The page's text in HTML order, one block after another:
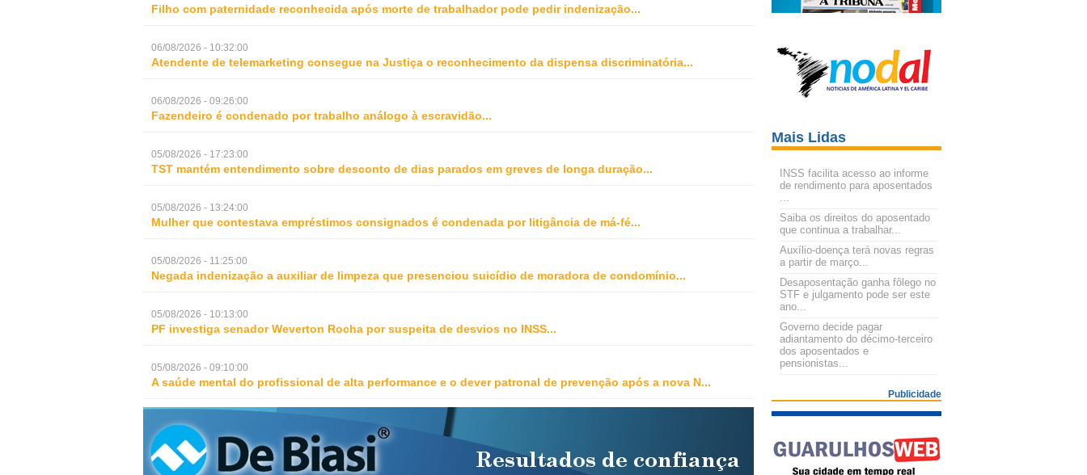
Filho com paternidade reconhecida após morte de trabalhador pode pedir indenização...
06/08/2026 - 10:32:00
Atendente de telemarketing consegue na Justiça o reconhecimento da dispensa discriminatória...
06/08/2026 - 09:26:00
Fazendeiro é condenado por trabalho análogo à escravidão...
05/08/2026 - 17:23:00
TST mantém entendimento sobre desconto de dias parados em greves de longa duração...
05/08/2026 - 13:24:00
Mulher que contestava empréstimos consignados é condenada por litigância de má-fé...
05/08/2026 - 11:25:00
Negada indenização a auxiliar de limpeza que presenciou suicídio de moradora de condomínio...
05/08/2026 - 10:13:00
PF investiga senador Weverton Rocha por suspeita de desvios no INSS...
05/08/2026 - 09:10:00
A saúde mental do profissional de alta performance e o dever patronal de prevenção após a nova N...
Mais Lidas
INSS facilita acesso ao informe
de rendimento para aposentados
...
Saiba os direitos do aposentado
que continua a trabalhar...
Auxílio-doença terá novas regras
a partir de março...
Desaposentação ganha fôlego no
STF e julgamento pode ser este
ano...
Governo decide pagar
adiantamento do décimo-terceiro
dos aposentados e
pensionistas...
Publicidade